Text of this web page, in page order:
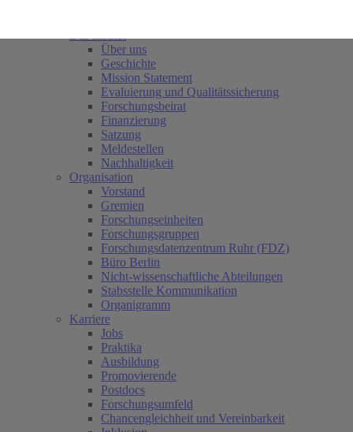
Über uns
Geschichte
Mission Statement
Evaluierung und Qualitätssicherung
Forschungsbeirat
Finanzierung
Satzung
Meldestellen
Nachhaltigkeit
Organisation
Vorstand
Gremien
Forschungseinheiten
Forschungsgruppen
Forschungsdatenzentrum Ruhr (FDZ)
Büro Berlin
Nicht-wissenschaftliche Abteilungen
Stabsstelle Kommunikation
Organigramm
Karriere
Jobs
Praktika
Ausbildung
Promovierende
Postdocs
Forschungsumfeld
Chancengleichheit und Vereinbarkeit